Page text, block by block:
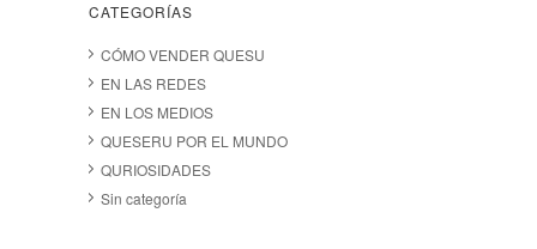
CATEGORÍAS
CÓMO VENDER QUESU
EN LAS REDES
EN LOS MEDIOS
QUESERU POR EL MUNDO
QURIOSIDADES
Sin categoría